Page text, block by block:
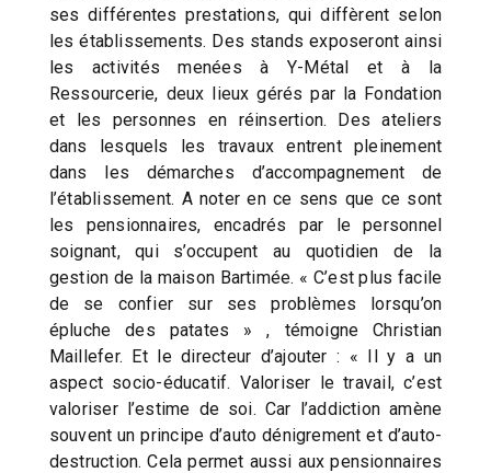
ses différentes prestations, qui diffèrent selon
les établissements. Des stands exposeront ainsi
les activités menées à Y-Métal et à la
Ressourcerie, deux lieux gérés par la Fondation
et les personnes en réinsertion. Des ateliers
dans lesquels les travaux entrent pleinement
dans les démarches d’accompagnement de
l’établissement. A noter en ce sens que ce sont
les pensionnaires, encadrés par le personnel
soignant, qui s’occupent au quotidien de la
gestion de la maison Bartimée. « C’est plus facile
de se confier sur ses problèmes lorsqu’on
épluche des patates » , témoigne Christian
Maillefer. Et le directeur d’ajouter : « Il y a un
aspect socio-éducatif. Valoriser le travail, c’est
valoriser l’estime de soi. Car l’addiction amène
souvent un principe d’auto dénigrement et d’auto-
destruction. Cela permet aussi aux pensionnaires